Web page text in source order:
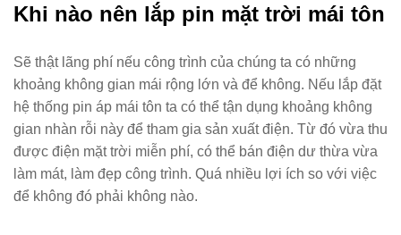
Khi nào nên lắp pin mặt trời mái tôn
Sẽ thật lãng phí nếu công trình của chúng ta có những
khoảng không gian mái rộng lớn và để không. Nếu lắp đặt
hệ thống pin áp mái tôn ta có thể tận dụng khoảng không
gian nhàn rỗi này để tham gia sản xuất điện. Từ đó vừa thu
được điện mặt trời miễn phí, có thể bán điện dư thừa vừa
làm mát, làm đẹp công trình. Quá nhiều lợi ích so với việc
để không đó phải không nào.